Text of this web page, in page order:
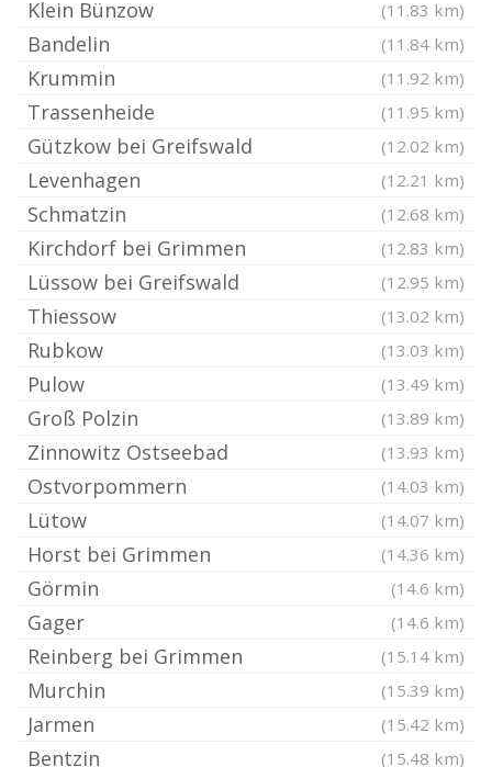
Klein Bünzow (11.83 km)
Bandelin (11.84 km)
Krummin (11.92 km)
Trassenheide (11.95 km)
Gützkow bei Greifswald (12.02 km)
Levenhagen (12.21 km)
Schmatzin (12.68 km)
Kirchdorf bei Grimmen (12.83 km)
Lüssow bei Greifswald (12.95 km)
Thiessow (13.02 km)
Rubkow (13.03 km)
Pulow (13.49 km)
Groß Polzin (13.89 km)
Zinnowitz Ostseebad (13.93 km)
Ostvorpommern (14.03 km)
Lütow (14.07 km)
Horst bei Grimmen (14.36 km)
Görmin (14.6 km)
Gager (14.6 km)
Reinberg bei Grimmen (15.14 km)
Murchin (15.39 km)
Jarmen (15.42 km)
Bentzin (15.48 km)